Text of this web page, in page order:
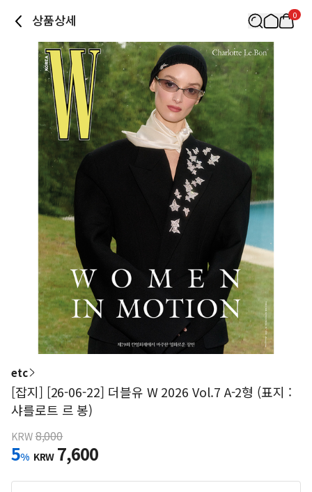
상품상세 0
etc
[잡지] [26-06-22] 더블유 W 2026 Vol.7 A-2형 (표지 :
샤를로트 르 봉)
KRW 8,000
5% KRW 7,600